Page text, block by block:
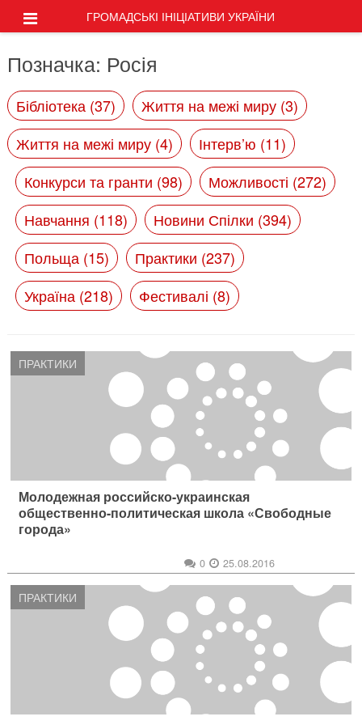
ГРОМАДСЬКІ ІНІЦІАТИВИ УКРАЇНИ
Позначка: Росія
Бібліотека (37)
Життя на межі миру (3)
Життя на межі миру (4)
Інтерв’ю (11)
Конкурси та гранти (98)
Можливості (272)
Навчання (118)
Новини Спілки (394)
Польща (15)
Практики (237)
Україна (218)
Фестивалі (8)
ПРАКТИКИ
Молодежная российско-украинская
общественно-политическая школа «Свободные
города»
0 25.08.2016
ПРАКТИКИ